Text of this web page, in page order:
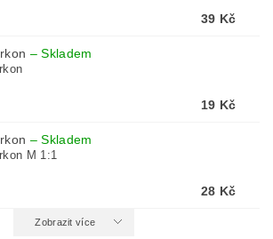
39 Kč
–Skladem
19 Kč
–Skladem
M 1:1
28 Kč
Zobrazit více